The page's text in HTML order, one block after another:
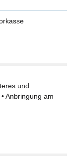
und
Anbringung am